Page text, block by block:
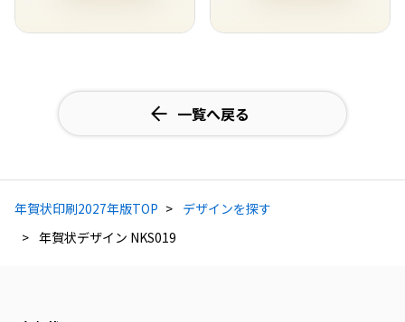
一覧へ戻る
年賀状印刷2027年版TOP
デザインを探す
年賀状デザイン NKS019